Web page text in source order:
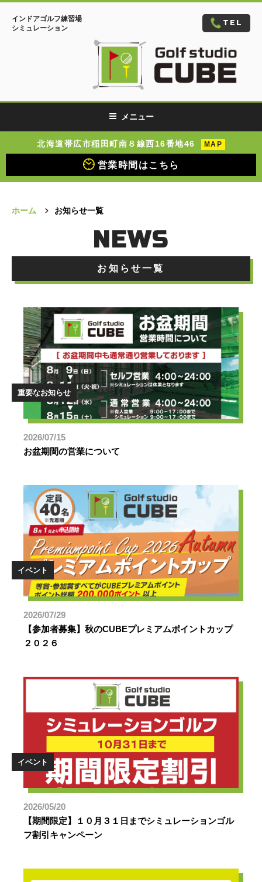
インドアゴルフ練習場
シミュレーション
TEL
メニュー
北海道帯広市稲田町南８線西16番地46 MAP
営業時間はこちら
ホーム お知らせ一覧
NEWS
お知らせ一覧
重要なお知らせ
2026/07/15
お盆期間の営業について
イベント
2026/07/29
【参加者募集】秋のCUBEプレミアムポイントカップ
２０２６
イベント
2026/05/20
【期間限定】１０月３１日までシミュレーションゴル
フ割引キャンペーン